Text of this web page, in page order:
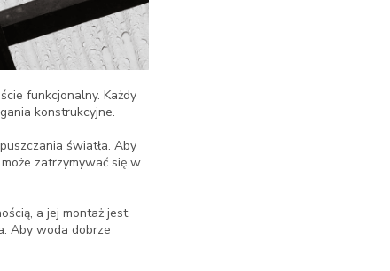
funkcjonalny. Każdy
konstrukcyjne.
światła. Aby
zatrzymywać się w
a jej montaż jest
Aby woda dobrze